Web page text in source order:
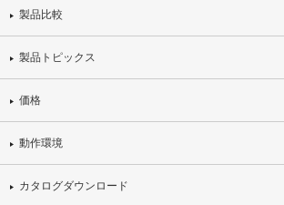
製品比較
製品トピックス
価格
動作環境
カタログダウンロード